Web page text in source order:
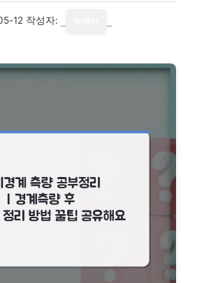
12 작성자: